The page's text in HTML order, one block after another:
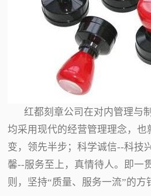
红都刻章公司在对内管理与
均采用现代的经营管理理念，也
变，领先半步；科学诚信--科技
馨--服务至上，真情待人。即一
则，坚持“质量、服务一流”的方